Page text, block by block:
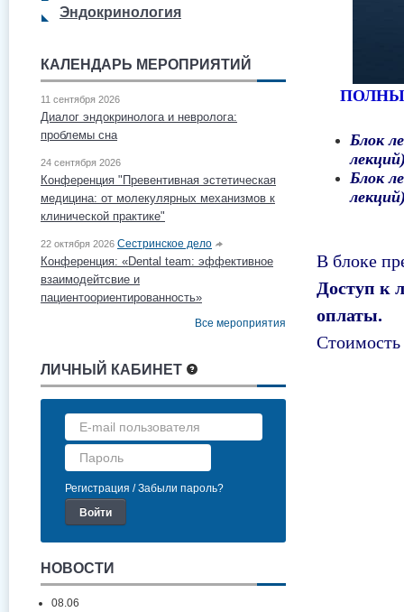
Эндокринология
КАЛЕНДАРЬ МЕРОПРИЯТИЙ
11 сентября 2026
Диалог эндокринолога и невролога:
проблемы сна
24 сентября 2026
Конференция "Превентивная эстетическая
медицина: от молекулярных механизмов к
клинической практике"
22 октября 2026 Сестринское дело
Конференция: «Dental team: эффективное
взаимодейтсвие и
пациентоориентированность»
Все мероприятия
ЛИЧНЫЙ КАБИНЕТ
Регистрация Забыли пароль?
НОВОСТИ
08.06
​Блок
Блок
В блоке
Доступ к
оплаты.